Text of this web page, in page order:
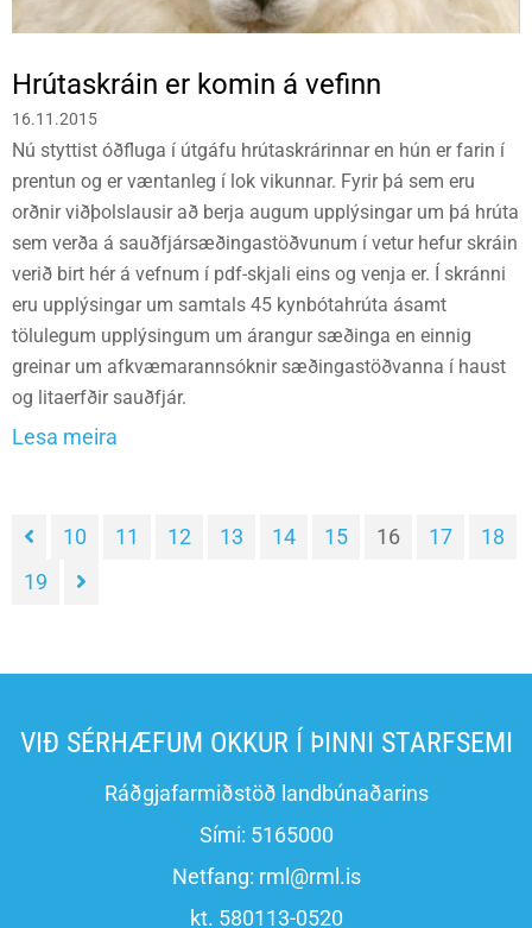
Hrútaskráin er komin á vefinn
16.11.2015
Nú styttist óðfluga í útgáfu hrútaskrárinnar en hún er farin í
prentun og er væntanleg í lok vikunnar. Fyrir þá sem eru
orðnir viðþolslausir að berja augum upplýsingar um þá hrúta
sem verða á sauðfjársæðingastöðvunum í vetur hefur skráin
verið birt hér á vefnum í pdf-skjali eins og venja er. Í skránni
eru upplýsingar um samtals 45 kynbótahrúta ásamt
tölulegum upplýsingum um árangur sæðinga en einnig
greinar um afkvæmarannsóknir sæðingastöðvanna í haust
og litaerfðir sauðfjár.
Lesa meira
10 11 12 13 14 15 16 17
18
19
VIÐ SÉRHÆFUM OKKUR Í ÞINNI STARFSEMI
Ráðgjafarmiðstöð landbúnaðarins
Sími: 5165000
Netfang: rml@rml.is
kt. 580113-0520